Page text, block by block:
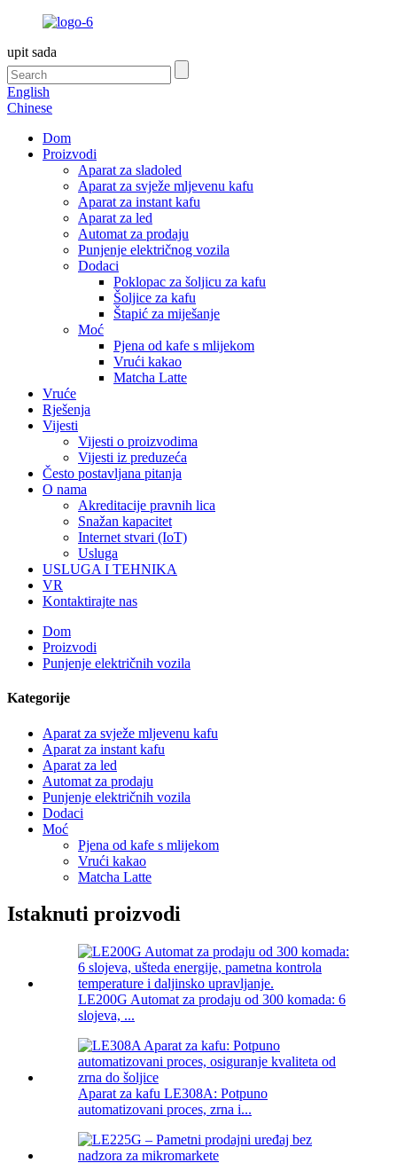
upit sada
English
Chinese
Dom
Proizvodi
Aparat za sladoled
Aparat za svježe mljevenu kafu
Aparat za instant kafu
Aparat za led
Automat za prodaju
Punjenje električnog vozila
Dodaci
Poklopac za šoljicu za kafu
Šoljice za kafu
Štapić za miješanje
Moć
Pjena od kafe s mlijekom
Vrući kakao
Matcha Latte
Vruće
Rješenja
Vijesti
Vijesti o proizvodima
Vijesti iz preduzeća
Često postavljana pitanja
O nama
Akreditacije pravnih lica
Snažan kapacitet
Internet stvari (IoT)
Usluga
USLUGA I TEHNIKA
VR
Kontaktirajte nas
Dom
Proizvodi
Punjenje električnih vozila
Kategorije
Aparat za svježe mljevenu kafu
Aparat za instant kafu
Aparat za led
Automat za prodaju
Punjenje električnih vozila
Dodaci
Moć
Pjena od kafe s mlijekom
Vrući kakao
Matcha Latte
Istaknuti proizvodi
LE200G Automat za prodaju od 300 komada: 6
slojeva, ...
Aparat za kafu LE308A: Potpuno
automatizovani proces, zrna i...